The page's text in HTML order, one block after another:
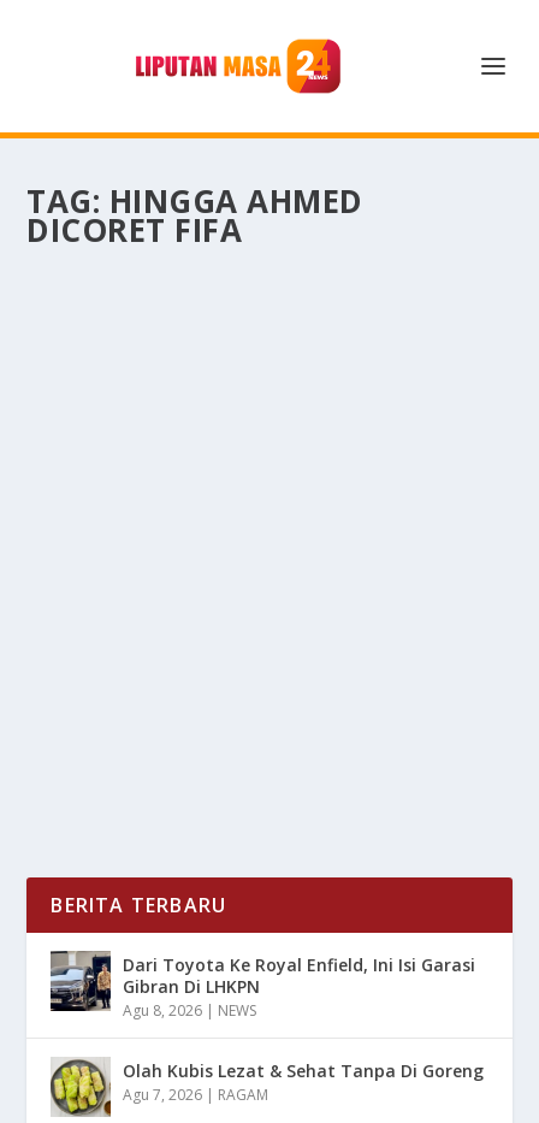
TAG: HINGGA AHMED
DICORET FIFA
BERITA TERBARU
Dari Toyota Ke Royal Enfield, Ini Isi Garasi
Gibran Di LHKPN
Agu 8, 2026 | NEWS
Olah Kubis Lezat & Sehat Tanpa Di Goreng
Agu 7, 2026 | RAGAM